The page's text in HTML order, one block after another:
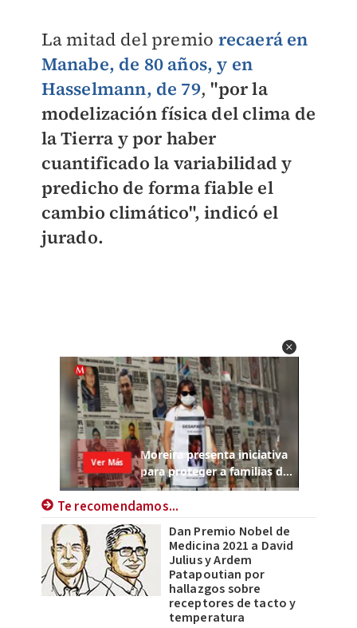
La mitad del premio recaerá en
Manabe, de 80 años, y en
Hasselmann, de 79,"por la
modelización física del clima de
la Tierra y por haber
cuantificado la variabilidad y
predicho de forma fiable el
cambio climático", indicó el
jurado.
Te recomendamos...
Dan Premio Nobel de
Medicina 2021 a David
Julius y Ardem
Patapoutian por
hallazgos sobre
receptores de tacto y
temperatura